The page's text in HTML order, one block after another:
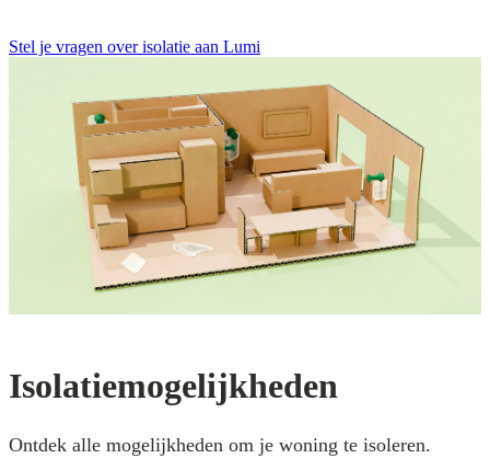
Stel je vragen over isolatie aan Lumi
Isolatiemogelijkheden
Ontdek alle mogelijkheden om je woning te isoleren.